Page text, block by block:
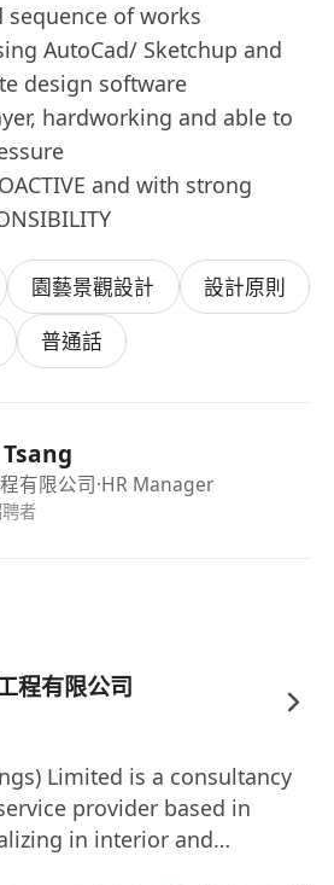
sequence of works
AutoCad/ Sketchup and
design software
hardworking and able to
and with strong
園藝景觀設計
設計原則
普通話
有限公司·HR Manager
者
程有限公司
Limited is a consultancy
provider based in
in interior and